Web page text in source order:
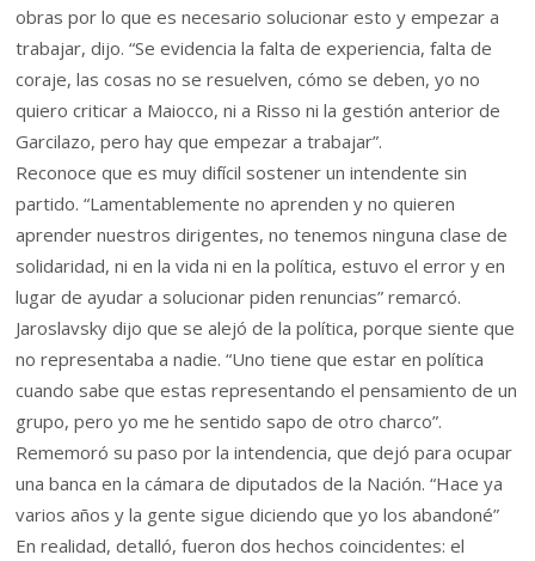
obras por lo que es necesario solucionar esto y empezar a
trabajar, dijo. “Se evidencia la falta de experiencia, falta de
coraje, las cosas no se resuelven, cómo se deben, yo no
quiero criticar a Maiocco, ni a Risso ni la gestión anterior de
Garcilazo, pero hay que empezar a trabajar”.
Reconoce que es muy difícil sostener un intendente sin
partido. “Lamentablemente no aprenden y no quieren
aprender nuestros dirigentes, no tenemos ninguna clase de
solidaridad, ni en la vida ni en la política, estuvo el error y en
lugar de ayudar a solucionar piden renuncias” remarcó.
Jaroslavsky dijo que se alejó de la política, porque siente que
no representaba a nadie. “Uno tiene que estar en política
cuando sabe que estas representando el pensamiento de un
grupo, pero yo me he sentido sapo de otro charco”.
Rememoró su paso por la intendencia, que dejó para ocupar
una banca en la cámara de diputados de la Nación. “Hace ya
varios años y la gente sigue diciendo que yo los abandoné”
En realidad, detalló, fueron dos hechos coincidentes: el